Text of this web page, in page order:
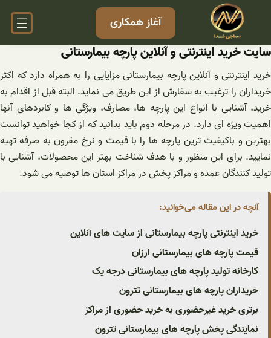
آغاز همکاری
سایت خرید اینترنتی و آنلاین پارچه بیمارستانی
خرید اینترنتی و آنلاین پارچه بیمارستانی مزایایی را به همراه دارد که اکثر
خریداران را ترغیب به سفارش از این طریق می نماید. البته قبل از اقدام به
خرید، آشنایی با انواع این پارچه ها، مصارف، ویژگی ها و کابردهای آنها
اهمیت ویژه ای دارد. در مرحله دوم باید بدانید که از کجا خواهید توانست
بهترین و باکیفیت ترین پارچه ها را با قیمت و نرخ مقرون به صرفه تهیه
نمایید. برای این منظور و با هدف شناخت بهتر این محصولات، آشنایی با
تولید کنندگان عمده و مراکز پخش در مراکز استان ها توصیه می شود.
آنچه در این مقاله می‌خوانید:
خرید اینترنتی پارچه بیمارستانی از سایت های آنلاین
قیمت پارچه های بیمارستانی ارزان
کارخانه تولید پارچه های بیمارستانی درجه یک
خریداران پارچه های بیمارستانی تترون
برتری خرید غیرحضوری به خرید حضوری از مراکز
نمایندگی پخش پارچه های بیمارستانی تترون